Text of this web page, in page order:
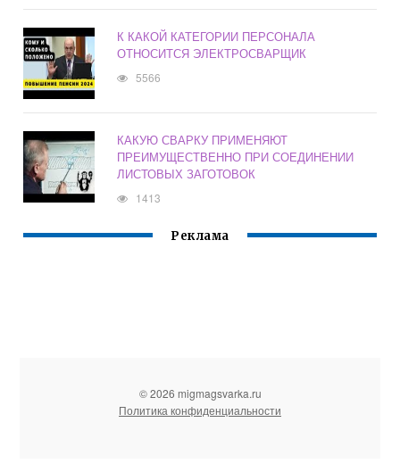
К КАКОЙ КАТЕГОРИИ ПЕРСОНАЛА
ОТНОСИТСЯ ЭЛЕКТРОСВАРЩИК
5566
КАКУЮ СВАРКУ ПРИМЕНЯЮТ
ПРЕИМУЩЕСТВЕННО ПРИ СОЕДИНЕНИИ
ЛИСТОВЫХ ЗАГОТОВОК
1413
Реклама
© 2026 migmagsvarka.ru
Политика конфиденциальности